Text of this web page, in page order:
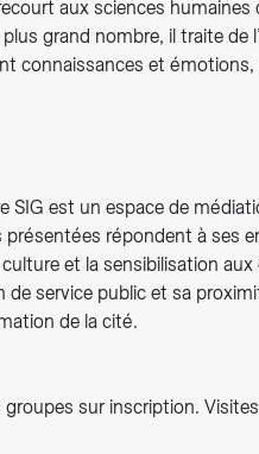
aux sciences
grand nombre, il traite de
connaissances et
SIG est un espace de
répondent à ses
et la sensibilisation
service public et sa
de la cité.
sur inscription.